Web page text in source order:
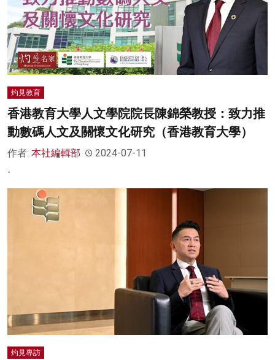
灼見教育
香港教育大學人文學院院長陳錦榮教授：致力推
動數碼人文及關懷文化研究（香港教育大學）
作者: 本社編輯部 2024-07-11
-
灼見專訪